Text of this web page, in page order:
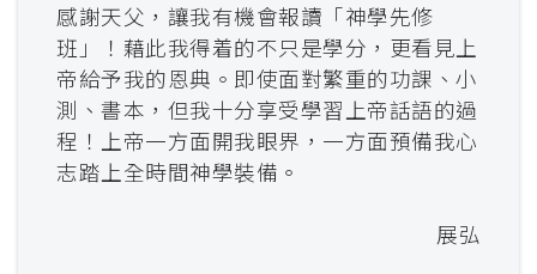
感謝天父，讓我有機會報讀「神學先修
班」！藉此我得着的不只是學分，更看見上
帝給予我的恩典。即使面對繁重的功課、小
測、書本，但我十分享受學習上帝話語的過
程！上帝一方面開我眼界，一方面預備我心
志踏上全時間神學裝備。
展弘